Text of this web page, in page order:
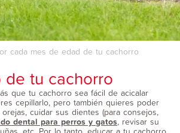
cada mes de edad de tu cachorro
de tu cachorro
que tu cachorro sea fácil de acicalar
cepillarlo, pero también quieres poder
cuidar sus dientes (para consejos,
dental para perros y gatos, revisar su
etc. Por lo tanto, educar a tu cachorro